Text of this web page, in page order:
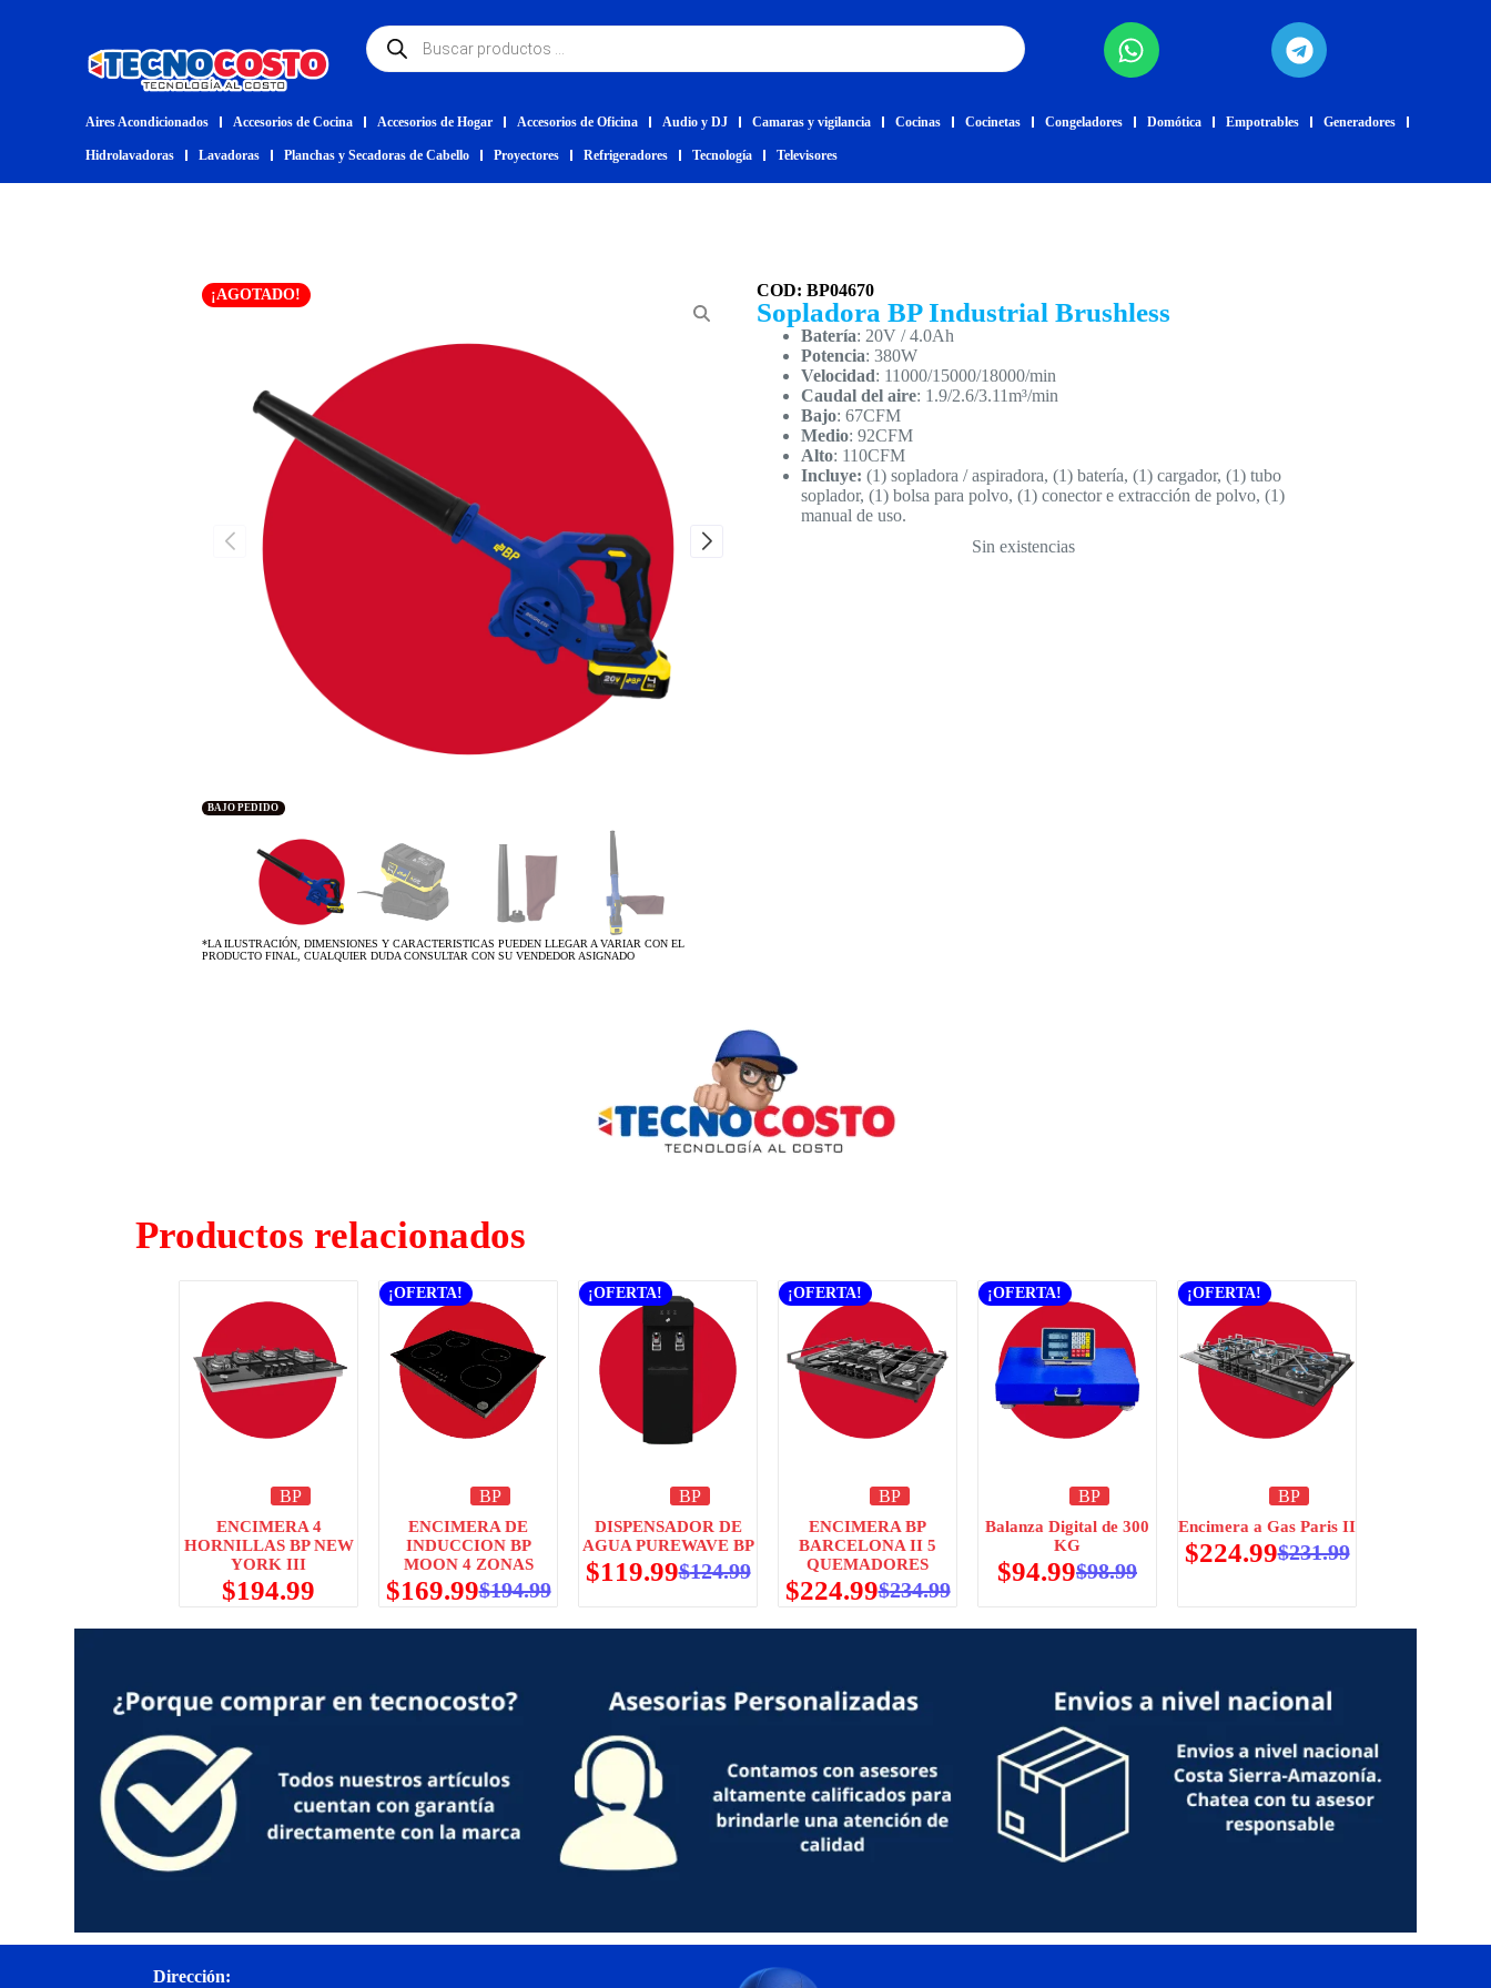
Aires Acondicionados Accesorios de Cocina Accesorios de Hogar Accesorios de Oficina Audio y DJ Camaras y vigilancia Cocinas Cocinetas Congeladores Domótica Empotrables Generadores
Hidrolavadoras Lavadoras Planchas y Secadoras de Cabello Proyectores Refrigeradores Tecnología Televisores
BAJO PEDIDO
¡AGOTADO!
*LA ILUSTRACIÓN, DIMENSIONES Y CARACTERISTICAS PUEDEN LLEGAR A VARIAR CON EL
PRODUCTO FINAL, CUALQUIER DUDA CONSULTAR CON SU VENDEDOR ASIGNADO
COD: BP04670
Sopladora BP Industrial Brushless
Batería: 20V / 4.0Ah
Potencia: 380W
Velocidad: 11000/15000/18000/min
Caudal del aire: 1.9/2.6/3.11m³/min
Bajo: 67CFM
Medio: 92CFM
Alto: 110CFM
Incluye: (1) sopladora / aspiradora, (1) batería, (1) cargador, (1) tubo
soplador, (1) bolsa para polvo, (1) conector e extracción de polvo, (1)
manual de uso.
Sin existencias
Productos relacionados
BP
ENCIMERA 4
HORNILLAS BP NEW
YORK III
$194.99
¡OFERTA!
BP
ENCIMERA DE
INDUCCION BP
MOON 4 ZONAS
$194.99
$169.99
¡OFERTA!
BP
DISPENSADOR DE
AGUA PUREWAVE BP
$124.99
$119.99
¡OFERTA!
BP
ENCIMERA BP
BARCELONA II 5
QUEMADORES
$234.99
$224.99
¡OFERTA!
BP
Balanza Digital de 300
KG
$98.99
$94.99
¡OFERTA!
BP
Encimera a Gas Paris II
$231.99
$224.99
Dirección: